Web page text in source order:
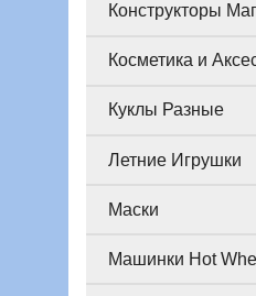
Конструкторы
Косметика и
Куклы Разные
Летние Игрушки
Маски
Машинки Hot